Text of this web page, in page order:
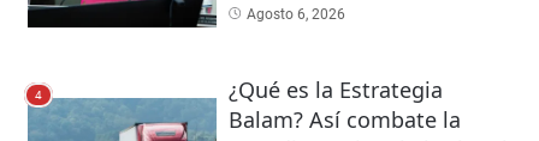
Agosto 6, 2026
4
¿Qué es la Estrategia
Balam? Así combate la